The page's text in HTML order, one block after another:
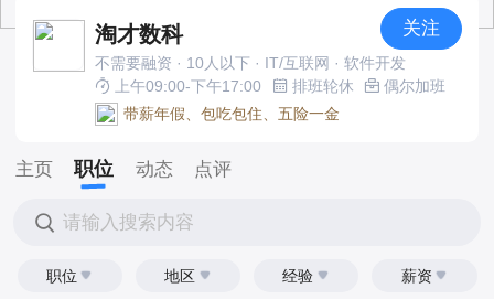
淘才数科 关注
不需要融资 · 10人以下 · IT/互联网 · 软件开发
上午09:00-下午17:00
排班轮休
偶尔加班
带薪年假、包吃包住、五险一金
主页 职位 动态 点评
请输入搜索内容
职位 地区 经验 薪资